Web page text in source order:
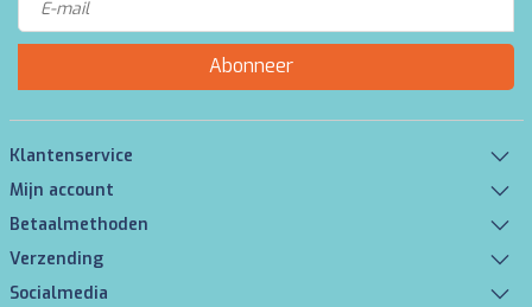
Abonneer
Klantenservice
Mijn account
Betaalmethoden
Verzending
Socialmedia